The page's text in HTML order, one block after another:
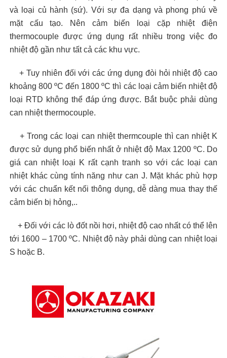
và loại củ hành (sứ). Với sự đa dạng và phong phú về
mặt cấu tạo. Nên cảm biến loại cặp nhiệt điện
thermocouple được ứng dụng rất nhiều trong việc đo
nhiệt độ gần như tất cả các khu vực.
+ Tuy nhiên đối với các ứng dụng đòi hỏi nhiệt độ cao
khoảng 800 ºC đến 1800 ºC thì các loại cảm biến nhiệt độ
loại RTD không thể đáp ứng được. Bắt buộc phải dùng
can nhiệt thermocouple.
+ Trong các loại can nhiệt thermcouple thì can nhiệt K
được sử dụng phổ biến nhất ở nhiệt độ Max 1200 ºC. Do
giá can nhiệt loại K rất cạnh tranh so với các loại can
nhiệt khác cùng tính năng như can J. Mặt khác phù hợp
với các chuẩn kết nối thông dụng, dễ dàng mua thay thế
cảm biến bị hỏng,..
+ Đối với các lò đốt nồi hơi, nhiệt độ cao nhất có thể lên
tới 1600 – 1700 ºC. Nhiệt độ này phải dùng can nhiệt loại
S hoặc B.